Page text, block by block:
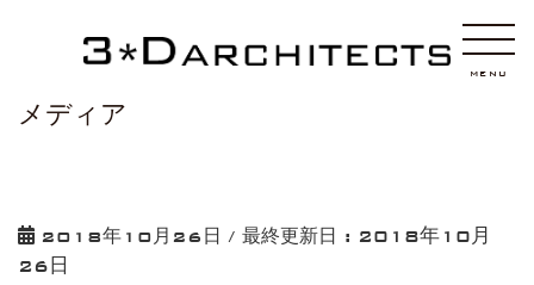
MENU
メディア
2018年10月26日 / 最終更新日 : 2018年10月
26日